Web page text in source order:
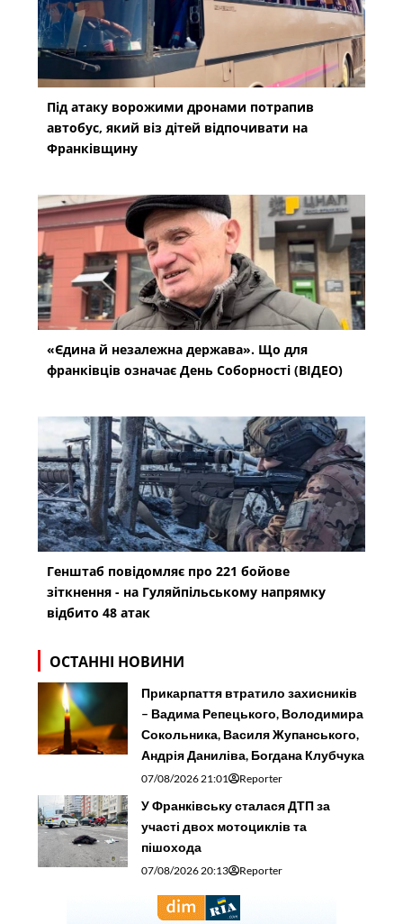
Під атаку ворожими дронами потрапив
автобус, який віз дітей відпочивати на
Франківщину
«Єдина й незалежна держава». Що для
франківців означає День Соборності (ВІДЕО)
Генштаб повідомляє про 221 бойове
зіткнення - на Гуляйпільському напрямку
відбито 48 атак
ОСТАННІ НОВИНИ
Прикарпаття втратило захисників
– Вадима Репецького, Володимира
Сокольника, Василя Жупанського,
Андрія Даниліва, Богдана Клубчука
07/08/2026 21:01 Reporter
У Франківську сталася ДТП за
участі двох мотоциклів та
пішохода
07/08/2026 20:13 Reporter